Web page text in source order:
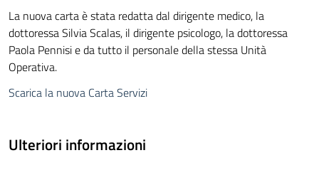
La nuova carta è stata redatta dal dirigente medico, la
dottoressa Silvia Scalas, il dirigente psicologo, la dottoressa
Paola Pennisi e da tutto il personale della stessa Unità
Operativa.
Scarica la nuova Carta Servizi
Ulteriori informazioni